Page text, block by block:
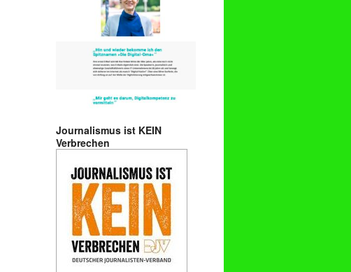
Journalismus ist KEIN
Verbrechen